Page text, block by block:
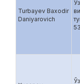
Turbayev Baxodir
Daniyarovich